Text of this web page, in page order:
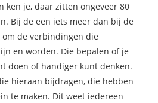
ken je, daar zitten ongeveer 80
Bij de een iets meer dan bij de
de verbindingen die
en worden. Die bepalen of je
doen of handiger kunt denken.
hieraan bijdragen, die hebben
te maken. Dit weet iedereen